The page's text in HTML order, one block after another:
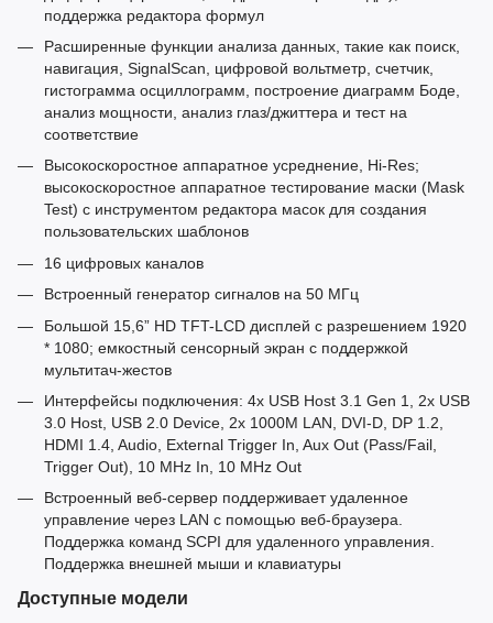
поддержка редактора формул
Расширенные функции анализа данных, такие как поиск,
навигация, SignalScan, цифровой вольтметр, счетчик,
гистограмма осциллограмм, построение диаграмм Боде,
анализ мощности, анализ глаз/джиттера и тест на
соответствие
Высокоскоростное аппаратное усреднение, Hi-Res;
высокоскоростное аппаратное тестирование маски (Mask
Test) с инструментом редактора масок для создания
пользовательских шаблонов
16 цифровых каналов
Встроенный генератор сигналов на 50 МГц
Большой 15,6” HD TFT-LCD дисплей с разрешением 1920
* 1080; емкостный сенсорный экран с поддержкой
мультитач-жестов
Интерфейсы подключения: 4x USB Host 3.1 Gen 1, 2x USB
3.0 Host, USB 2.0 Device, 2x 1000M LAN, DVI-D, DP 1.2,
HDMI 1.4, Audio, External Trigger In, Aux Out (Pass/Fail,
Trigger Out), 10 MHz In, 10 MHz Out
Встроенный веб-сервер поддерживает удаленное
управление через LAN с помощью веб-браузера.
Поддержка команд SCPI для удаленного управления.
Поддержка внешней мыши и клавиатуры
Доступные модели